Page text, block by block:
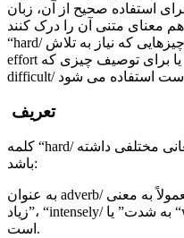
استفاده صحیح از آن، زبان
معنای متنی آن را درک کنند.
“hard/ سخت” اغلب برای صحبت در مورد چیزهایی که نیاز به تلاش/
effort دارند یا برای توصیف چیزی که firm/ محکم، solid/ سخت یا
تعریف
کلمه “hard/ سخت” بسته به موقعیت می تواند معانی مختلفی داشته
باشد:
به عنوان adverb/ قید، معمولاً به معنی “with a lot of effort/ با تلاش
زیاد”، “intensely/ به شدت” یا “with great energy/ با انرژی زیاد”
است.